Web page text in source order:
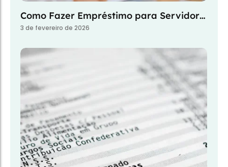
Como Fazer Empréstimo para Servidor…
3 de fevereiro de 2026